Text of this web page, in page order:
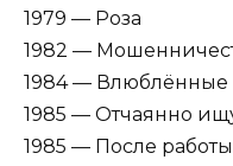
1979 — Роза
1982 —
1984 — Влюблённые
1985 — Отчаянно
1985 — После работы